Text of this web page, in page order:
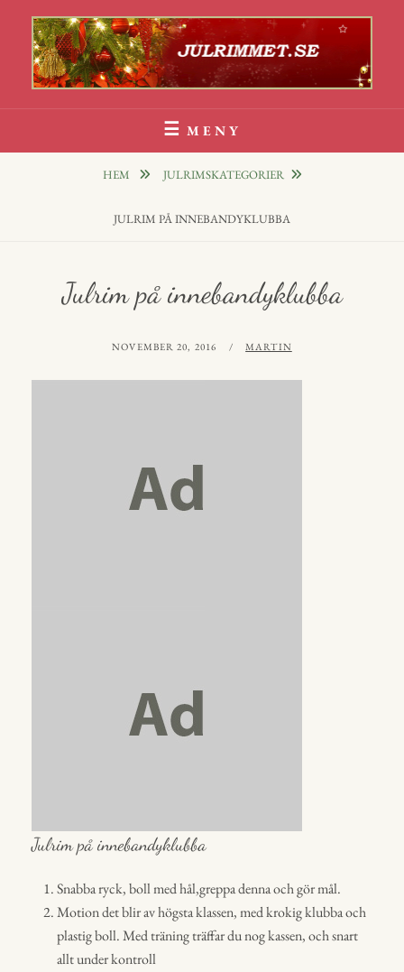
innehåll
Julrim Och Julklappsrim
MENY
HEM JULRIMSKATEGORIER
JULRIM PÅ INNEBANDYKLUBBA
Julrim på innebandyklubba
PUBLICERAT
NOVEMBER 20, 2016 AV
MARTIN
Julrim på innebandyklubba
Snabba ryck, boll med hål,greppa denna och gör mål.
Motion det blir av högsta klassen, med krokig klubba och
plastig boll. Med träning träffar du nog kassen, och snart
allt under kontroll